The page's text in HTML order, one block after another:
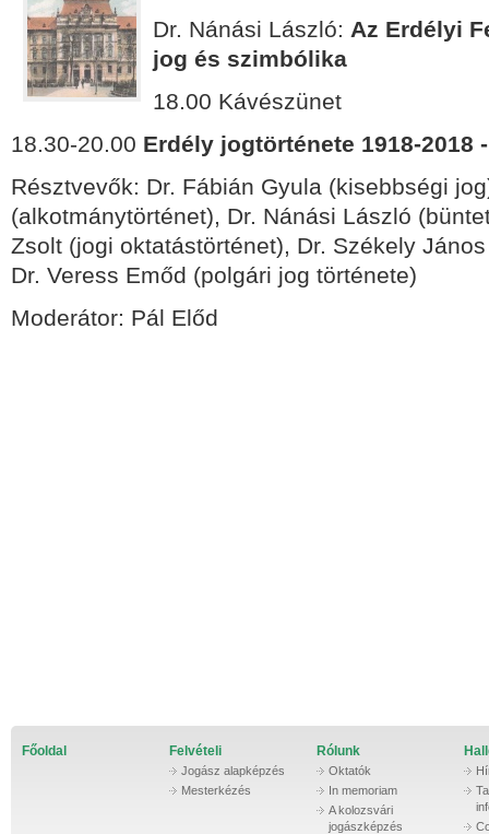
Dr. Nánási László: Az Erdélyi
jog és szimbólika
18.00 Kávészünet
18.30-20.00 Erdély jogtörténete 1918-2018
Résztvevők: Dr. Fábián Gyula (kisebbségi
(alkotmánytörténet), Dr. Nánási László
Zsolt (jogi oktatástörténet), Dr. Székely
Dr. Veress Emőd (polgári jog története)
Moderátor: Pál Előd
Főoldal Felvételi
Jogász alapképzés
Mesterkézés
Rólunk
Oktatók
In memoriam
A kolozsvári
jogászképzés